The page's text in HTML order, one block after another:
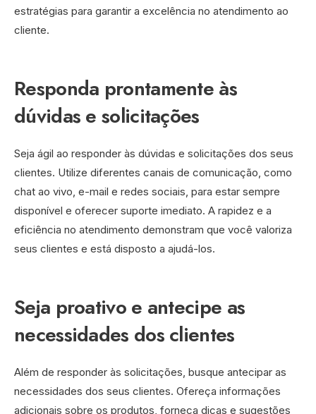
estratégias para garantir a excelência no atendimento ao
cliente.
Responda prontamente às
dúvidas e solicitações
Seja ágil ao responder às dúvidas e solicitações dos seus
clientes. Utilize diferentes canais de comunicação, como
chat ao vivo, e-mail e redes sociais, para estar sempre
disponível e oferecer suporte imediato. A rapidez e a
eficiência no atendimento demonstram que você valoriza
seus clientes e está disposto a ajudá-los.
Seja proativo e antecipe as
necessidades dos clientes
Além de responder às solicitações, busque antecipar as
necessidades dos seus clientes. Ofereça informações
adicionais sobre os produtos, forneça dicas e sugestões